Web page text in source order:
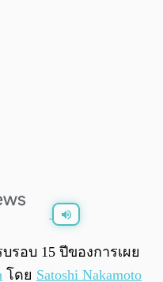
รอบ 15 ปีของการเผย
โดย Satoshi Nakamoto